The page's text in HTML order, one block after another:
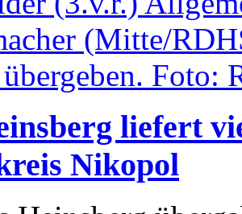
liefert
Nikopol